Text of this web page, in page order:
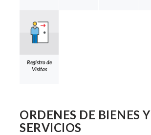
Registro de
Visitas
ORDENES DE BIENES Y
SERVICIOS